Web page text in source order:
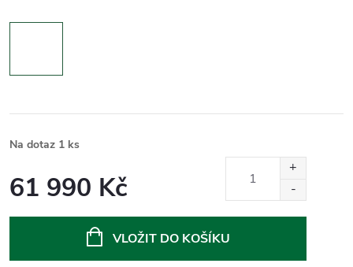
Na dotaz 1 ks
61 990 Kč
VLOŽIT DO KOŠÍKU